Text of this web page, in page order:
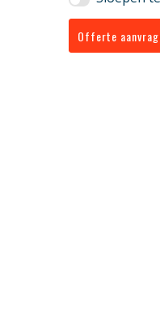
Offerte